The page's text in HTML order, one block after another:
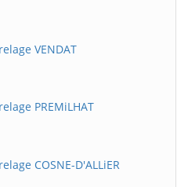
VENDAT
PREMiLHAT
COSNE-D'ALLiER